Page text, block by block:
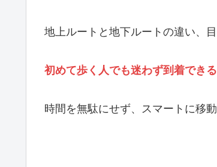
地上ルートと地下ルートの違い、
初めて歩く人でも迷わず到着でき
時間を無駄にせず、スマートに移